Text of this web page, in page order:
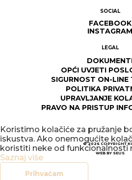
SOCIAL
FACEBOOK
INSTAGRAM
LEGAL
OPĆI UVJETI
SIGURNOST ON-LINE
POLITIKA
UPRAVLJANJE
PRAVO NA PRISTUP
© 2026 COPYRIGHT
WEB BY SEUS
Koristimo kolačiće za pružanje
iskustva. Ako onemogućite
koristiti neke od funkcionalnosti
Saznaj više
Prihvaćam